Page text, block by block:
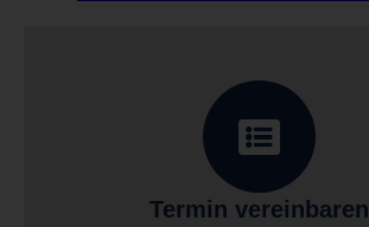
Termin vereinbaren